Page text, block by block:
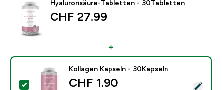
Hyaluronsäure-Tabletten - 30Tabletten
CHF 27.99‎
Dieses Produkt ausw�hlen - Kollagen Kapseln -
Kollagen Kapseln - 30Kapseln
discounted price
CHF 1.90‎